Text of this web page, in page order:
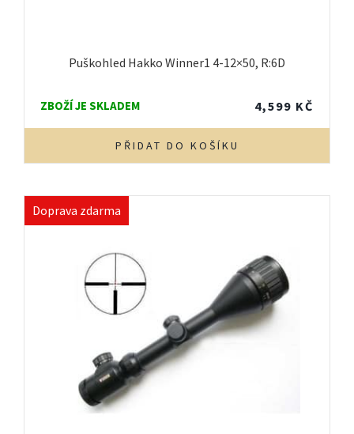
Puškohled Hakko Winner1 4-12×50, R:6D
ZBOŽÍ JE SKLADEM 4,599 KČ
PŘIDAT DO KOŠÍKU
Doprava zdarma